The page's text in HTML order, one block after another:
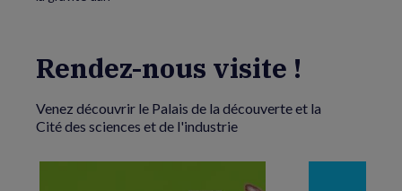
Rendez-nous visite !
Venez découvrir le Palais de la découverte et la
Cité des sciences et de l'industrie